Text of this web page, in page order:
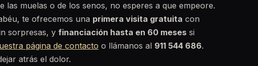
las muelas o de los senos, no esperes a que empeore.
te ofrecemos una primera visita gratuita con
sorpresas, y financiación hasta en 60 meses si
página de contacto o llámanos al 911 544 686.
atrás el dolor.